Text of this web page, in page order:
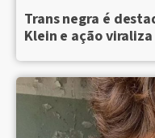
Trans negra é
Klein e ação viraliza